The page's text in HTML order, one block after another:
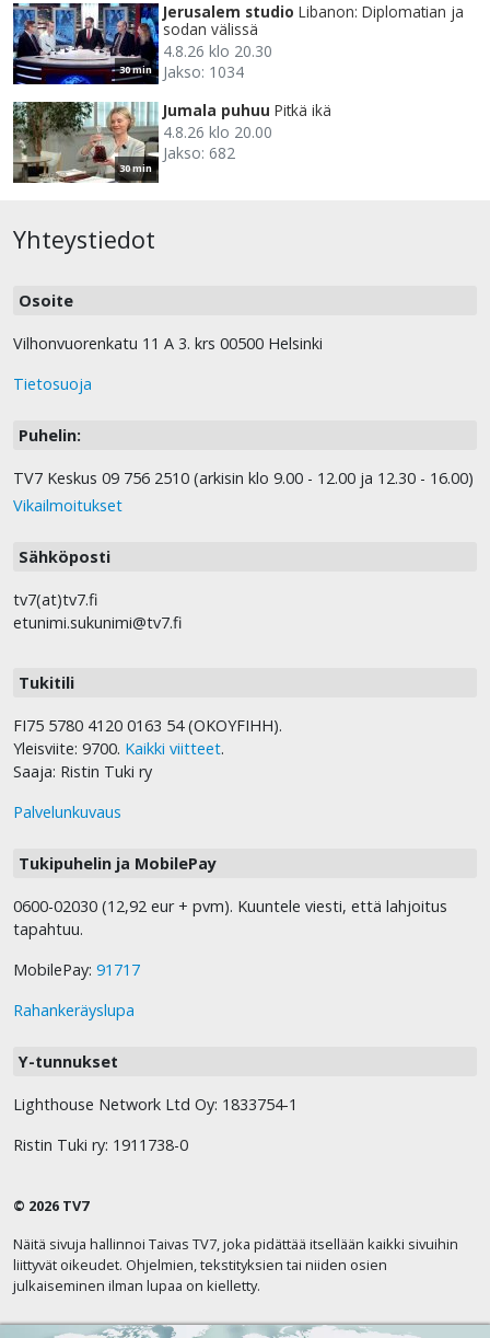
30 min
Jerusalem studio Libanon: Diplomatian ja
sodan välissä
4.8.26 klo 20.30
Jakso: 1034
30 min
Jumala puhuu Pitkä ikä
4.8.26 klo 20.00
Jakso: 682
Yhteystiedot
Osoite
Vilhonvuorenkatu 11 A 3. krs 00500 Helsinki
Tietosuoja
Puhelin:
TV7 Keskus 09 756 2510 (arkisin klo 9.00 - 12.00 ja 12.30 - 16.00)
Vikailmoitukset
Sähköposti
tv7(at)tv7.fi
etunimi.sukunimi@tv7.fi
Tukitili
FI75 5780 4120 0163 54 (OKOYFIHH).
Yleisviite: 9700. Kaikki viitteet.
Saaja: Ristin Tuki ry
Palvelunkuvaus
Tukipuhelin ja MobilePay
0600-02030 (12,92 eur + pvm). Kuuntele viesti, että lahjoitus
tapahtuu.
MobilePay: 91717
Rahankeräyslupa
Y-tunnukset
Lighthouse Network Ltd Oy: 1833754-1
Ristin Tuki ry: 1911738-0
© 2026 TV7
Näitä sivuja hallinnoi Taivas TV7, joka pidättää itsellään kaikki sivuihin
liittyvät oikeudet. Ohjelmien, tekstityksien tai niiden osien
julkaiseminen ilman lupaa on kielletty.